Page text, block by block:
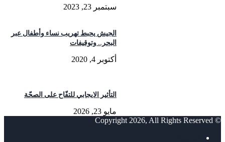
سبتمبر 23, 2023
الجيش يحبط تهريب نساء وأطفال عبر
البحر.. وتوقيفات
أكتوبر 4, 2020
التأثير الايجابي للتفّاح على الصحّة
مايو 23, 2026
© Copyright 2026, All Rights Reserved